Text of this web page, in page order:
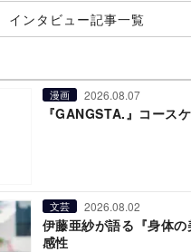
インタビュー記事一覧
漫画 2026.08.07
『GANGSTA.』コース
文芸 2026.08.02
伊藤亜紗が語る『身体の
感性